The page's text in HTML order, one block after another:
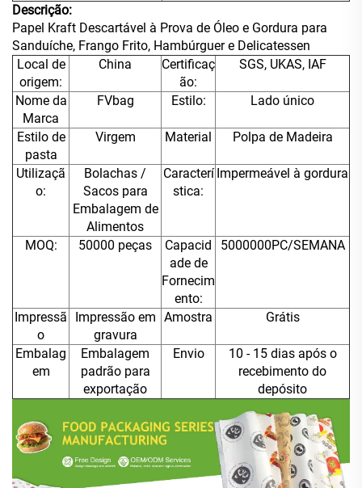
Descrição:
Papel Kraft Descartável à Prova de Óleo e Gordura para
Sanduíche, Frango Frito, Hambúrguer e Delicatessen
Local de
origem:
China
Certificaç
ão:
SGS, UKAS, IAF
Nome da
Marca
FVbag Estilo: Lado único
Estilo de
pasta
Virgem Material Polpa de Madeira
Utilizaçã
o:
Bolachas /
Sacos para
Embalagem de
Alimentos
Caracterí
stica:
Impermeável à gordura
MOQ: 50000 peças
Capacid
ade de
Fornecim
ento:
5000000PC/SEMANA
Impressã
o
Impressão em
gravura
Amostra Grátis
Embalag
em
Embalagem
padrão para
exportação
Envio
10 - 15 dias após o
recebimento do
depósito